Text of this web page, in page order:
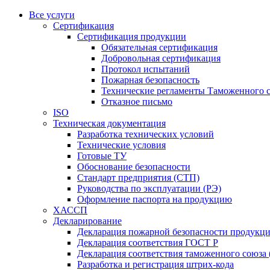
Все услуги
Сертификация
Сертификация продукции
Обязательная сертификация
Добровольная сертификация
Протокол испытаний
Пожарная безопасность
Технические регламенты Таможенного
Отказное письмо
ISO
Техническая документация
Разработка технических условий
Технические условия
Готовые ТУ
Обоснование безопасности
Стандарт предприятия (СТП)
Руководства по эксплуатации (РЭ)
Оформление паспорта на продукцию
ХАССП
Декларирование
Декларация пожарной безопасности
Декларация соответствия ГОСТ Р
Декларация соответствия таможенного
Разработка и регистрация штрих-кода